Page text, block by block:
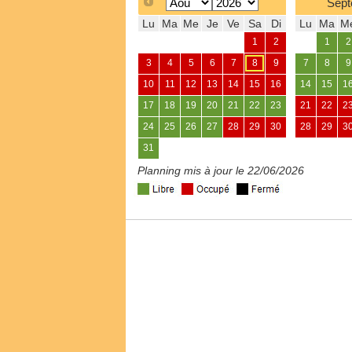
Lu Ma Me Je Ve Sa Di
1 2
3 4 5 6 7 8 9
10 11 12 13 14 15 16
17 18 19 20 21 22 23
24 25 26 27 28 29 30
31
Lu Ma
1 2
7 8 9
14 15
21 22
28 29
Planning mis à jour le 22/06/2026